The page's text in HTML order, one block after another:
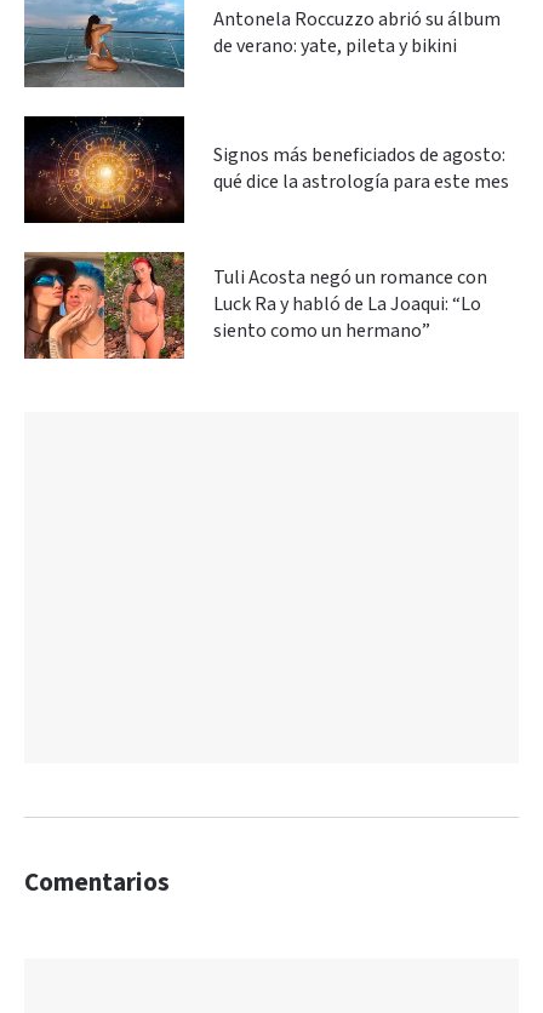
Antonela Roccuzzo abrió su álbum
de verano: yate, pileta y bikini
Signos más beneficiados de agosto:
qué dice la astrología para este mes
Tuli Acosta negó un romance con
Luck Ra y habló de La Joaqui: “Lo
siento como un hermano”
Comentarios